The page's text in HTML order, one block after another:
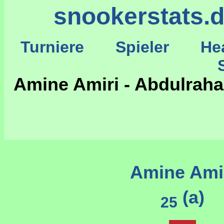
Turniere Spieler
Amine Amiri -
Amine
25 (a)